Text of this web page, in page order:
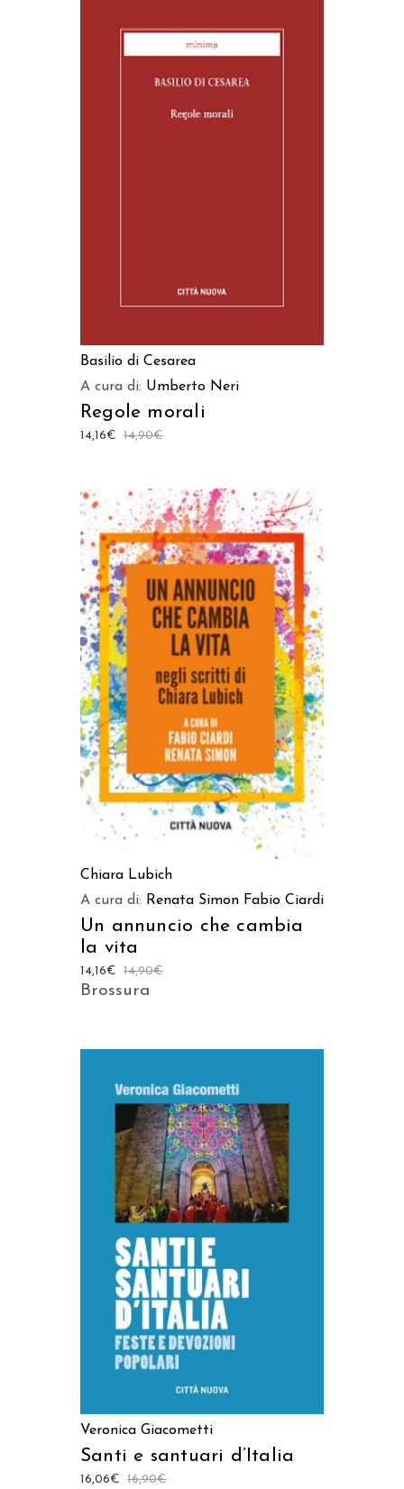
Basilio di Cesarea
A cura di: Umberto Neri
Regole morali
14,90€
14,16€
AGGIUNGI AL CARRELLO
Chiara Lubich
A cura di: Renata Simon Fabio Ciardi
Un annuncio che cambia
la vita
14,90€
14,16€
Brossura
Veronica Giacometti
Santi e santuari d’Italia
16,90€
16,06€